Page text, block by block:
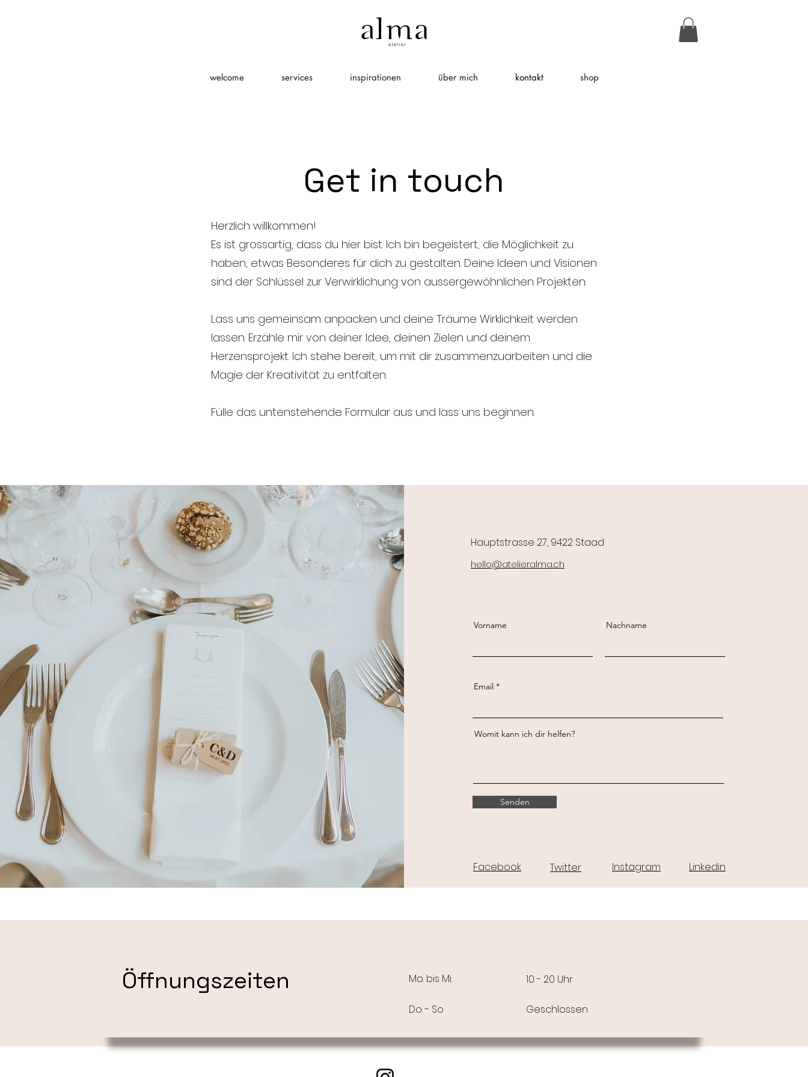
welcome services inspirationen über mich kontakt shop
Get in touch
Herzlich willkommen!
Es ist grossartig, dass du hier bist. Ich bin begeistert, die Möglichkeit zu
haben, etwas Besonderes für dich zu gestalten. Deine Ideen und Visionen
sind der Schlüssel zur Verwirklichung von aussergewöhnlichen Projekten.
Lass uns gemeinsam anpacken und deine Träume Wirklichkeit werden
lassen. Erzähle mir von deiner Idee, deinen Zielen und deinem
Herzensprojekt. Ich stehe bereit, um mit dir zusammenzuarbeiten und die
Magie der Kreativität zu entfalten.
Fülle das untenstehende Formular aus und lass uns beginnen.
Hauptstrasse 27, 9422 Staad
hello@atelieralma.ch
Vorname Nachname
Email
Womit kann ich dir helfen?
Senden
Facebook Twitter Instagram Linkedin
Öffnungszeiten Mo. bis Mi. 10 - 20 Uhr
Do. - So Geschlossen